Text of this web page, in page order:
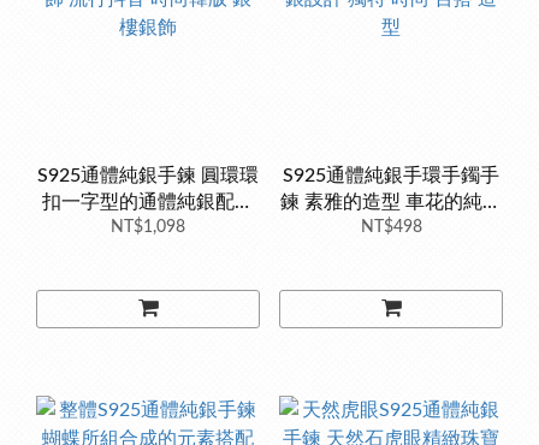
S925通體純銀手鍊 圓環環
扣一字型的通體純銀配飾
流行抖音 時尚韓版 銀樓銀
NT$1,098
S925通體純銀手環手鐲手
鍊 素雅的造型 車花的純銀
設計 獨特 時尚 百搭 造型
NT$498